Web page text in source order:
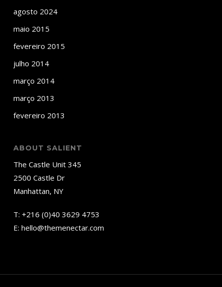
agosto 2024
maio 2015
fevereiro 2015
julho 2014
março 2014
março 2013
fevereiro 2013
ABOUT SALIENT
The Castle Unit 345
2500 Castle Dr
Manhattan, NY
T: +216 (0)40 3629 4753
E: hello@themenectar.com